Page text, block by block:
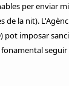
per enviar
de la nit).
pot imposar
seguir